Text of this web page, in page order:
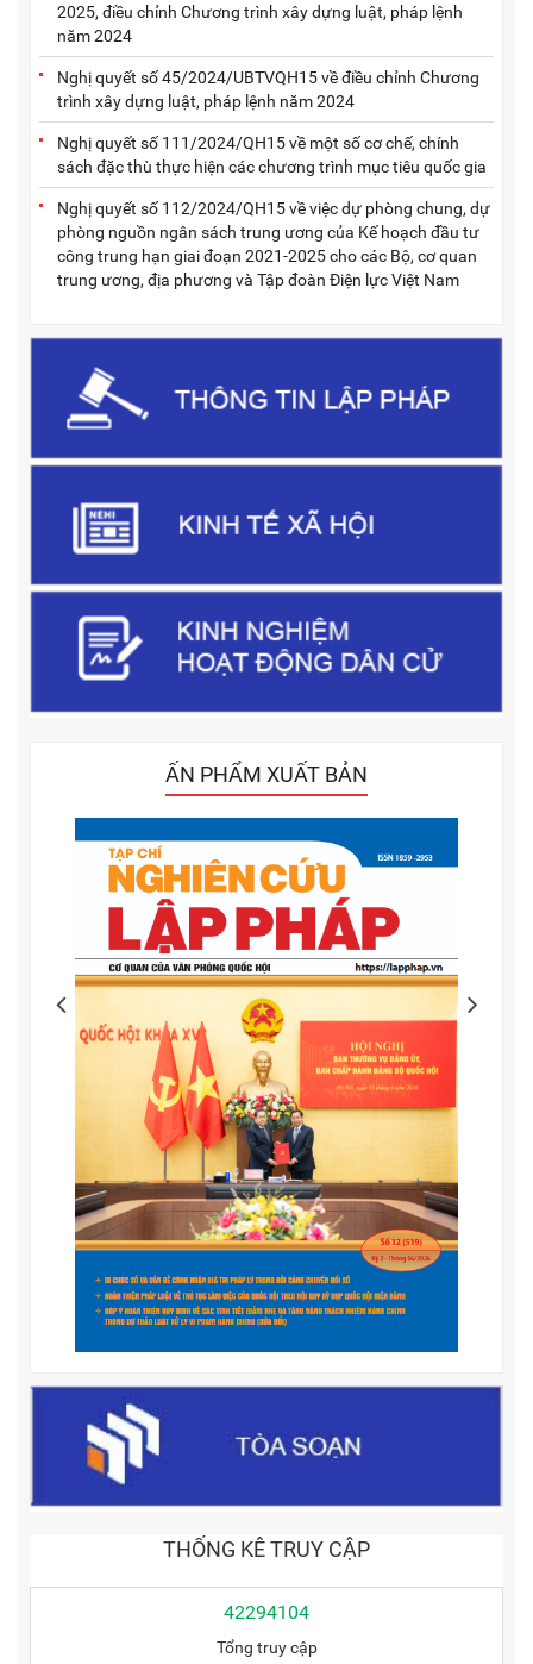
2025, điều chỉnh Chương trình xây dựng luật, pháp lệnh
năm 2024
Nghị quyết số 45/2024/UBTVQH15 về điều chỉnh Chương
trình xây dựng luật, pháp lệnh năm 2024
Nghị quyết số 111/2024/QH15 về một số cơ chế, chính
sách đặc thù thực hiện các chương trình mục tiêu quốc gia
Nghị quyết số 112/2024/QH15 về việc dự phòng chung, dự
phòng nguồn ngân sách trung ương của Kế hoạch đầu tư
công trung hạn giai đoạn 2021-2025 cho các Bộ, cơ quan
trung ương, địa phương và Tập đoàn Điện lực Việt Nam
ẤN PHẨM XUẤT BẢN
THỐNG KÊ TRUY CẬP
42294104
Tổng truy cập